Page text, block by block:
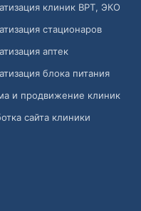
клиник ВРТ, ЭКО
стационаров
аптек
блока питания
и продвижение клиник
сайта клиники